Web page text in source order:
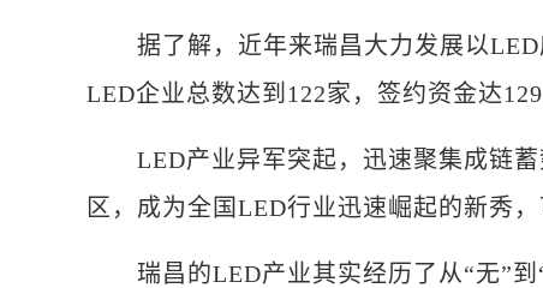
据了解，近年来瑞昌大力发展以LED
LED企业总数达到122家，签约资金达
LED产业异军突起，迅速聚集成链蓄
区，成为全国LED行业迅速崛起的新秀
瑞昌的LED产业其实经历了从“无”到“